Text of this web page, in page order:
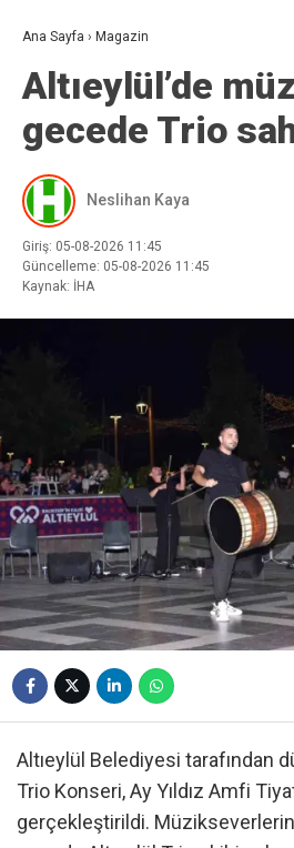
Ana Sayfa › Magazin
Altıeylül’de
gecede Trio
Neslihan Kaya
Giriş: 05-08-2026 11:45
Güncelleme: 05-08-2026 11:45
Kaynak: İHA
Altıeylül Belediyesi tarafından
Trio Konseri, Ay Yıldız Amfi
gerçekleştirildi.